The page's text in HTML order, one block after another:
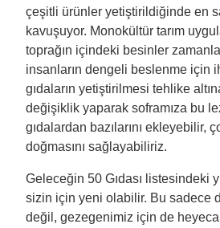
çeşitli ürünler yetiştirildiğinde en
kavuşuyor. Monokültür tarım
toprağın içindeki besinler
insanların dengeli beslenme için
gıdaların yetiştirilmesi tehlike
değişiklik yaparak soframıza bu
gıdalardan bazılarını ekleyebilir,
doğmasını sağlayabiliriz.
Geleceğin 50 Gıdası listesindeki
sizin için yeni olabilir. Bu sadece
değil, gezegenimiz için de